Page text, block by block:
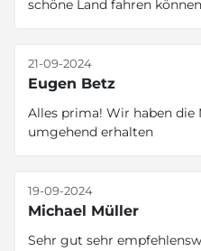
schöne Land fahren
Eugen Betz
21-09-2024
Alles prima! Wir haben
umgehend erhalten
Michael Müller
19-09-2024
Sehr gut sehr